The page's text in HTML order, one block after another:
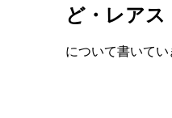
ど・レアス
について書いてい